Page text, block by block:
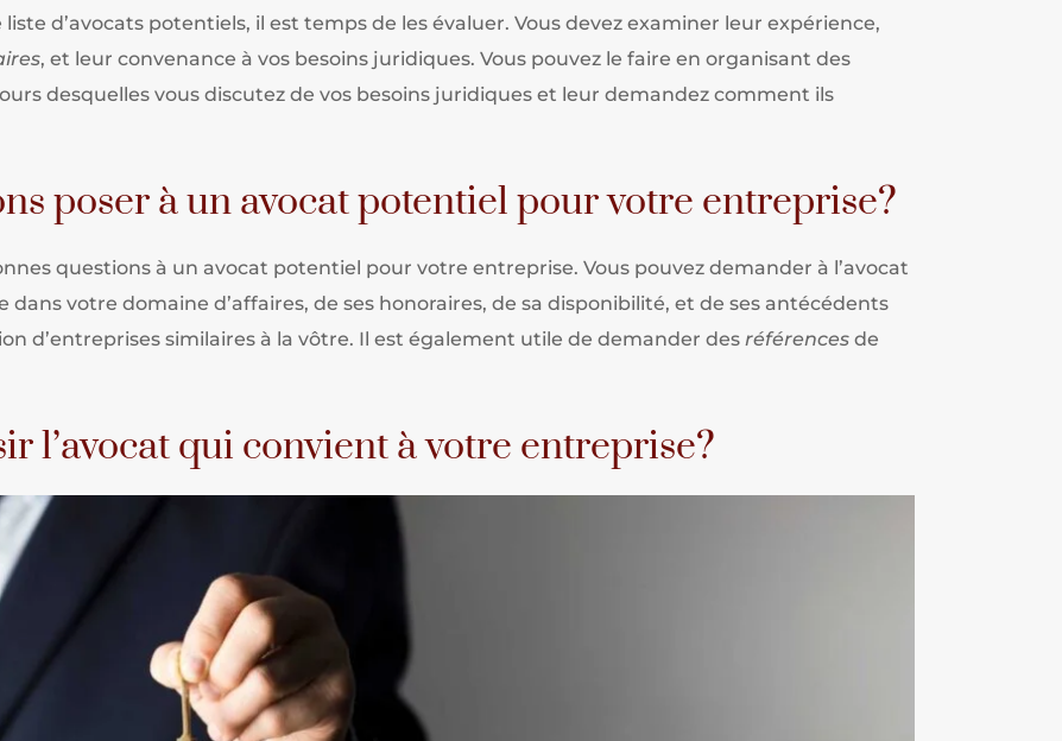
d’avocats potentiels, il est temps de les évaluer. Vous devez examiner leur expérience,
, et leur convenance à vos besoins juridiques. Vous pouvez le faire en organisant des
desquelles vous discutez de vos besoins juridiques et leur demandez comment ils
poser à un avocat potentiel pour votre entreprise?
questions à un avocat potentiel pour votre entreprise. Vous pouvez demander à l’avocat
dans votre domaine d’affaires, de ses honoraires, de sa disponibilité, et de ses antécédents
d’entreprises similaires à la vôtre. Il est également utile de demander des références de
l’avocat qui convient à votre entreprise?